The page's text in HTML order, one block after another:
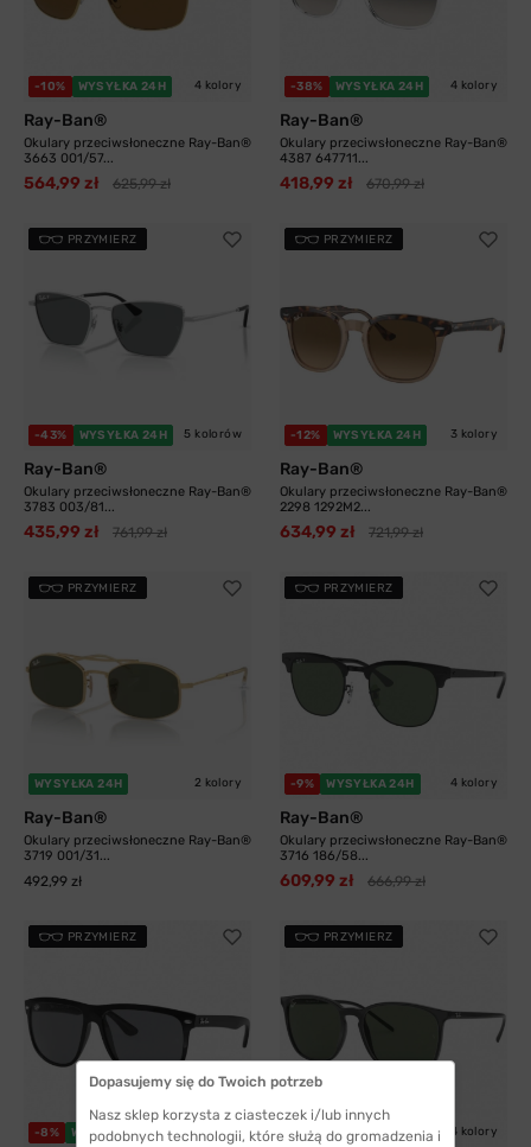
-10% WYSYŁKA 24H 4 kolory
Ray-Ban®
Okulary przeciwsłoneczne Ray-Ban®
3663 001/57...
564,99 zł 625,99 zł
-38% WYSYŁKA 24H 4 kolory
Ray-Ban®
Okulary przeciwsłoneczne Ray-Ban®
4387 647711...
418,99 zł 670,99 zł
PRZYMIERZ
-43% WYSYŁKA 24H 5 kolorów
Ray-Ban®
Okulary przeciwsłoneczne Ray-Ban®
3783 003/81...
435,99 zł 761,99 zł
PRZYMIERZ
-12% WYSYŁKA 24H 3 kolory
Ray-Ban®
Okulary przeciwsłoneczne Ray-Ban®
2298 1292M2...
634,99 zł 721,99 zł
PRZYMIERZ
WYSYŁKA 24H 2 kolory
Ray-Ban®
Okulary przeciwsłoneczne Ray-Ban®
3719 001/31...
492,99 zł
PRZYMIERZ
-9% WYSYŁKA 24H 4 kolory
Ray-Ban®
Okulary przeciwsłoneczne Ray-Ban®
3716 186/58...
609,99 zł 666,99 zł
PRZYMIERZ
-8% WYSYŁKA 24H 6 kolorów
PRZYMIERZ
-11% WYSYŁKA 24H 4 kolory
Dopasujemy się do Twoich potrzeb
Nasz sklep korzysta z ciasteczek i/lub innych
podobnych technologii, które służą do gromadzenia i